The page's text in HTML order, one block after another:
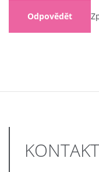
Odpovědět